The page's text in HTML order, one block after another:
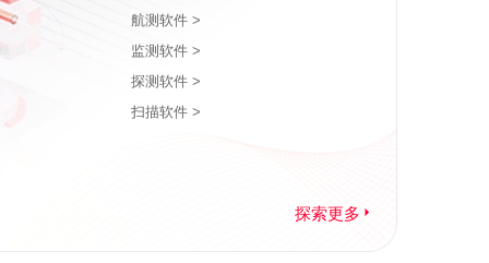
航测软件 >
监测软件 >
探测软件 >
扫描软件 >
探索更多